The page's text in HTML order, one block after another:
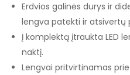
Erdvios galinės durys ir
lengva patekti ir atsivertų
Į komplektą įtraukta LED
naktį.
Lengvai pritvirtinamas